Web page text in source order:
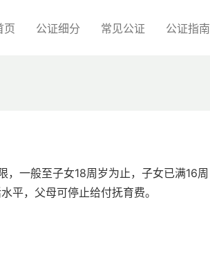
页 公证细分 常见公证 公证指南
一般至子女18周岁为止，子女已满16周
平，父母可停止给付抚育费。